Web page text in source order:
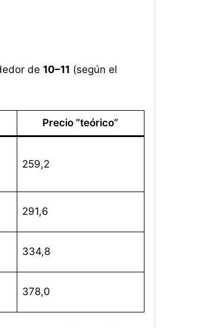
de 10–11 (según el
Precio “teórico”
259,2
291,6
334,8
378,0